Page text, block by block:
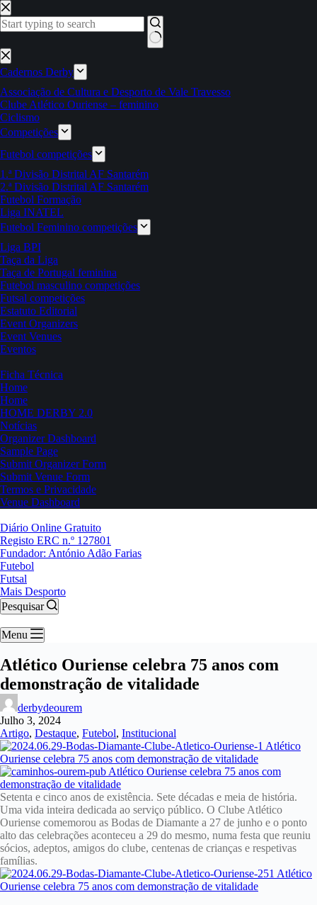
Pular
para
o
Sem
resultados
Cadernos Derby
Associação de Cultura e Desporto de Vale Travesso
Clube Atlético Ouriense – feminino
Ciclismo
Competições
Futebol competições
1.ª Divisão Distrital AF Santarém
2.ª Divisão Distrital AF Santarém
Futebol Formação
Liga INATEL
Futebol Feminino competições
Liga BPI
Taça da Liga
Taça de Portugal feminina
Futebol masculino competições
Futsal competições
Estatuto Editorial
Event Organizers
Event Venues
Eventos
Ficha Técnica
Home
Home
HOME DERBY 2.0
Notícias
Organizer Dashboard
Sample Page
Submit Organizer Form
Submit Venue Form
Termos e Privacidade
Venue Dashboard
Diário Online Gratuito
Registo ERC n.º 127801
Fundador: António Adão Farias
Futebol
Futsal
Mais Desporto
Pesquisar
Menu
Atlético Ouriense celebra 75 anos com
demonstração de vitalidade
derbydeourem
Julho 3, 2024
Artigo, Destaque, Futebol, Institucional
Setenta e cinco anos de existência. Sete décadas e meia de história.
Uma vida inteira dedicada ao serviço público. O Clube Atlético
Ouriense comemorou as Bodas de Diamante a 27 de junho e o ponto
alto das celebrações aconteceu a 29 do mesmo, numa festa que reuniu
sócios, adeptos, amigos do clube, centenas de crianças e respetivas
famílias.